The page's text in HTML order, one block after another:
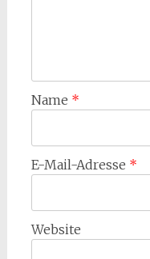
Name *
E-Mail-Adresse *
Website